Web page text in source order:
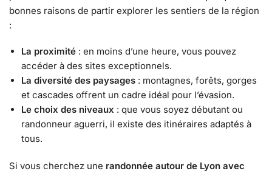
bonnes raisons de partir explorer les sentiers de la région
:
La proximité : en moins d’une heure, vous pouvez
accéder à des sites exceptionnels.
La diversité des paysages : montagnes, forêts, gorges
et cascades offrent un cadre idéal pour l’évasion.
Le choix des niveaux : que vous soyez débutant ou
randonneur aguerri, il existe des itinéraires adaptés à
tous.
Si vous cherchez une randonnée autour de Lyon avec